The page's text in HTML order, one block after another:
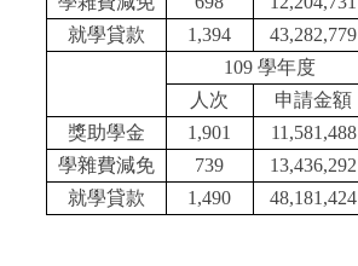
就學貸款
1,394 43,282,779
109 學年度
人次
申請金額
獎助學金
1,901 11,581,488
學雜費減免
739 13,436,292
就學貸款
1,490 48,181,424